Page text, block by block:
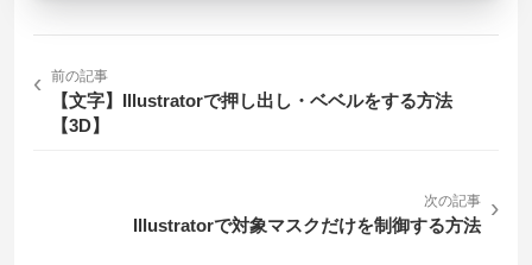
‹ 前の記事
【文字】Illustratorで押し出し・ベベルをする方法
【3D】
次の記事
Illustratorで対象マスクだけを制御する方法
›